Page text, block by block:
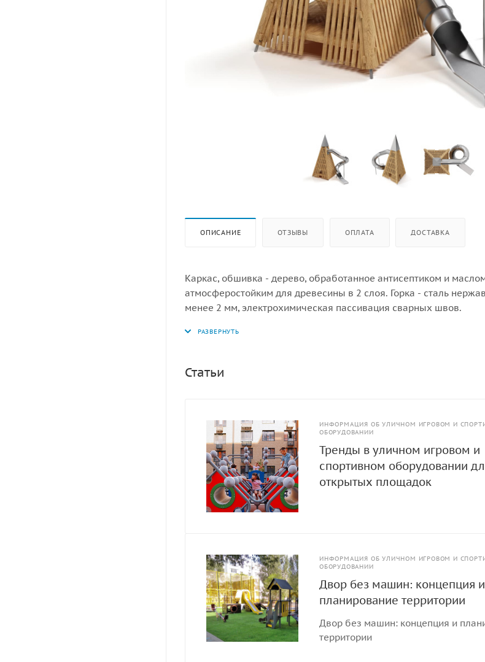
ОПИСАНИЕ ОТЗЫВЫ ОПЛАТА ДОСТАВКА
Каркас, обшивка - дерево, обработанное антисептиком и маслом террасным
атмосферостойким для древесины в 2 слоя. Горка - сталь
менее 2 мм, электрохимическая пассивация сварных швов.
Статьи
ИНФОРМАЦИЯ ОБ УЛИЧНОМ ИГРОВОМ И
ОБОРУДОВАНИИ
Тренды в уличном игровом и
спортивном оборудовании
открытых площадок
ИНФОРМАЦИЯ ОБ УЛИЧНОМ ИГРОВОМ И
ОБОРУДОВАНИИ
Двор без машин: концепция и
планирование территории
Двор без машин: концепция и
территории